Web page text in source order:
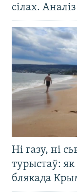
сілах.
Ні газу, ні
турыстаў: як
блякада